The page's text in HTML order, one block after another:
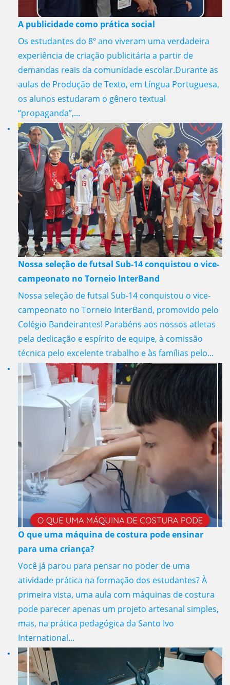
A publicidade como prática social
Os estudantes do 8º ano viveram uma verdadeira
experiência de criação publicitária a partir de
demandas reais da comunidade escolar.Durante as
aulas de Produção de Texto, em Língua Portuguesa,
os alunos estudaram o gênero textual
“propaganda”,...
Nossa seleção de futsal Sub-14 conquistou o vice-
campeonato no Torneio InterBand
Nossa seleção de futsal Sub-14 conquistou o vice-
campeonato no Torneio InterBand, promovido pelo
Colégio Bandeirantes! Parabéns aos nossos atletas
pela dedicação e espírito de equipe, à comissão
técnica pelo excelente trabalho e às famílias pelo...
O que uma máquina de costura pode ensinar
para uma criança?
Você já parou para pensar no poder de uma
atividade prática na formação dos estudantes? À
primeira vista, uma aula com máquinas de costura
pode parecer apenas um projeto artesanal simples,
mas, na prática pedagógica da Santo Ivo
International...